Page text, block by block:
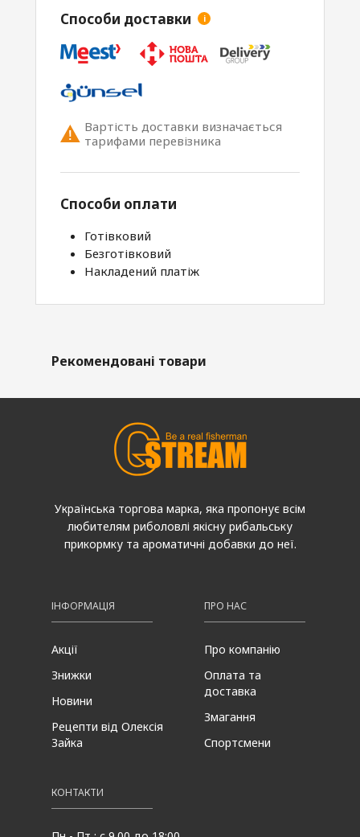
Способи доставки i
Вартість доставки визначається
тарифами перевізника
Способи оплати
Готівковий
Безготівковий
Накладений платіж
Рекомендовані товари
Українська торгова марка, яка пропонує всім
любителям риболовлі якісну рибальську
прикормку та ароматичні добавки до неї.
ІНФОРМАЦІЯ
Акції
Знижки
Новини
Рецепти від Олексія
Зайка
ПРО НАС
Про компанію
Оплата та
доставка
Змагання
Спортсмени
КОНТАКТИ